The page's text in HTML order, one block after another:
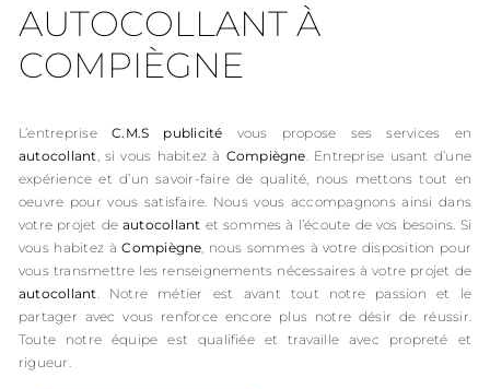
AUTOCOLLANT À
COMPIÈGNE
L’entrepriseC.M.S publicité vous propose ses services en
autocollant, si vous habitez à Compiègne. Entreprise usant d’une
expérience et d’un savoir-faire de qualité, nous mettons tout en
oeuvre pour vous satisfaire. Nous vous accompagnons ainsi dans
votre projet de autocollant et sommes à l’écoute de vos besoins. Si
vous habitez àCompiègne, nous sommes à votre disposition pour
vous transmettre les renseignements nécessaires à votre projet de
autocollant. Notre métier est avant tout notre passion et le
partager avec vous renforce encore plus notre désir de réussir.
Toute notre équipe est qualifiée et travaille avec propreté et
rigueur.